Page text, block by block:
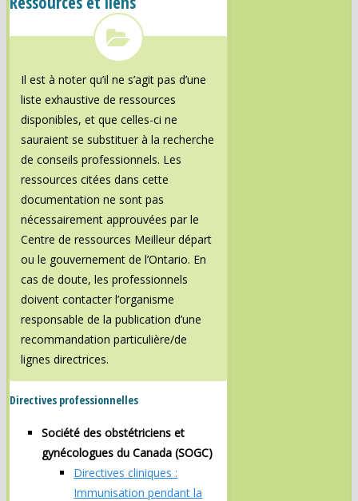
Il est à noter qu’il ne s’agit pas d’une
liste exhaustive de ressources
disponibles, et que celles-ci ne
sauraient se substituer à la recherche
de conseils professionnels. Les
ressources citées dans cette
documentation ne sont pas
nécessairement approuvées par le
Centre de ressources Meilleur départ
ou le gouvernement de l’Ontario. En
cas de doute, les professionnels
doivent contacter l’organisme
responsable de la publication d’une
recommandation particulière/de
lignes directrices.
Directives professionnelles
Société des obstétriciens et
gynécologues du Canada (SOGC)
Directives cliniques :
Immunisation pendant la